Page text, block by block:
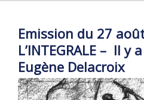
Emission du 27
L’INTEGRALE – Il
Eugène Delacroix